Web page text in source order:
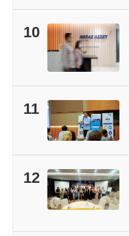
10
11
12